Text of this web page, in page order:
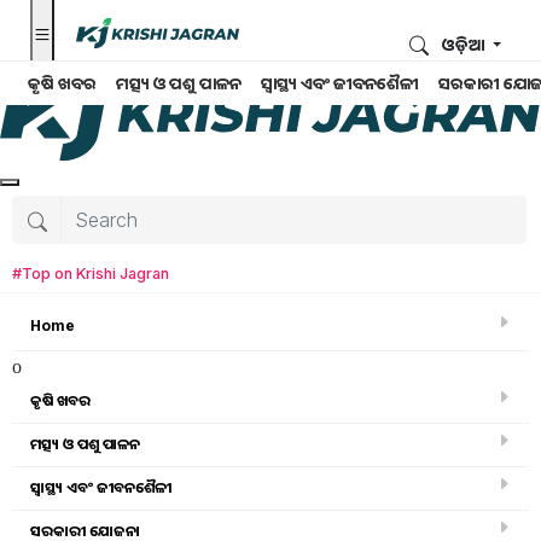
କୃଷି ଖବର ମତ୍ସ୍ୟ ଓ ପଶୁ ପାଳନ ସ୍ୱାସ୍ଥ୍ୟ ଏବଂ ଜୀବନଶୈଳୀ ସରକାରୀ
ଓଡ଼ିଆ
#Top on Krishi Jagran
Home
o
କୃଷି ଖବର
ମତ୍ସ୍ୟ ଓ ପଶୁ ପାଳନ
ସ୍ୱାସ୍ଥ୍ୟ ଏବଂ ଜୀବନଶୈଳୀ
ସରକାରୀ ଯୋଜନା
କୃଷି ଖବର